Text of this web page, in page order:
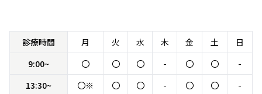
診療時間 月 火 水 木 金 土
日
9:00~
〇 〇 〇 - 〇 〇
-
13:30~
〇※ 〇 〇 - 〇 〇 -